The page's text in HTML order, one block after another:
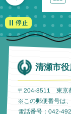
清瀬市
〒204-8511 東京
※この郵便番号は
電話番号：042-